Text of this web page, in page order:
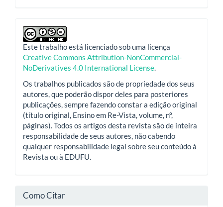
Este trabalho está licenciado sob uma licença
Creative Commons Attribution-NonCommercial-
NoDerivatives 4.0 International License.
Os trabalhos publicados são de propriedade dos seus
autores, que poderão dispor deles para posteriores
publicações, sempre fazendo constar a edição original
(título original, Ensino em Re-Vista, volume, nº,
páginas). Todos os artigos desta revista são de inteira
responsabilidade de seus autores, não cabendo
qualquer responsabilidade legal sobre seu conteúdo à
Revista ou à EDUFU.
Como Citar